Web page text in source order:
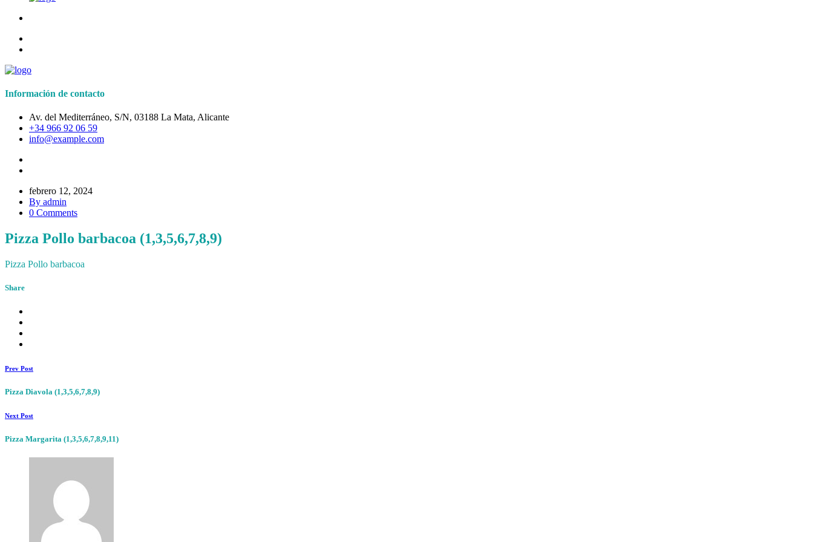
Información de contacto
Av. del Mediterráneo, S/N, 03188 La Mata, Alicante
+34 966 92 06 59
info@example.com
febrero 12, 2024
By admin
0 Comments
Pizza Pollo barbacoa (1,3,5,6,7,8,9)
Pizza Pollo barbacoa
Share
Prev Post
Pizza Diavola (1,3,5,6,7,8,9)
Next Post
Pizza Margarita (1,3,5,6,7,8,9,11)